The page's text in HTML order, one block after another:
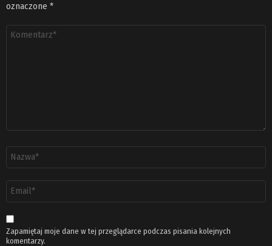
oznaczone *
email
*
Zapamiętaj moje dane w tej przeglądarce podczas pisania kolejnych
komentarzy.